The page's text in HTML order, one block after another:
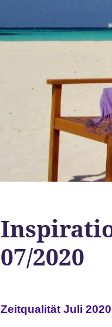
07/2020
Zeitqualität Juli 2020